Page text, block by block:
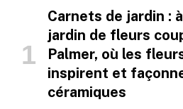
Carnets de jardin :
jardin de fleurs
Palmer, où les
inspirent et
céramiques